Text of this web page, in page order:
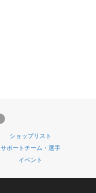
ショップリスト
サポートチーム・選手
イベント